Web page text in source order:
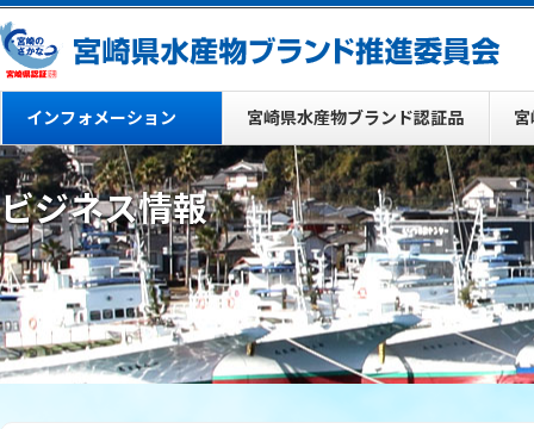
インフォメーション 宮崎県水産物ブランド認証品
ビジネス情報